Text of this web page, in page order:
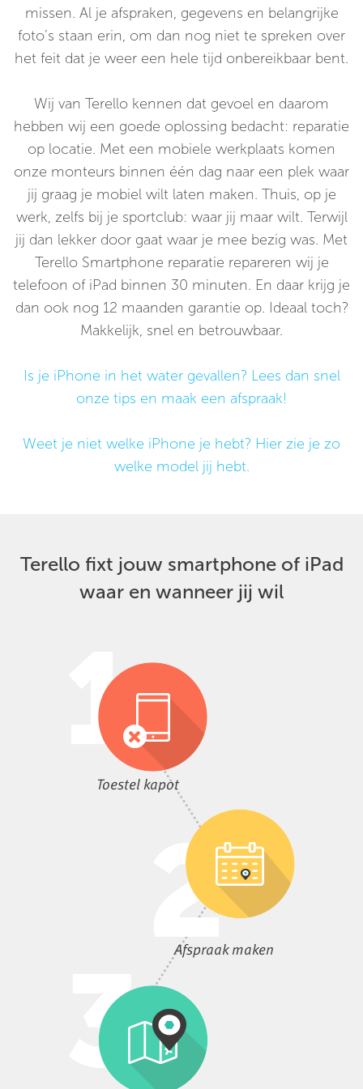
missen. Al je afspraken, gegevens en belangrijke
foto’s staan erin, om dan nog niet te spreken over
het feit dat je weer een hele tijd onbereikbaar bent.
Wij van Terello kennen dat gevoel en daarom
hebben wij een goede oplossing bedacht: reparatie
op locatie. Met een mobiele werkplaats komen
onze monteurs binnen één dag naar een plek waar
jij graag je mobiel wilt laten maken. Thuis, op je
werk, zelfs bij je sportclub: waar jij maar wilt. Terwijl
jij dan lekker door gaat waar je mee bezig was. Met
Terello Smartphone reparatie repareren wij je
telefoon of iPad binnen 30 minuten. En daar krijg je
dan ook nog 12 maanden garantie op. Ideaal toch?
Makkelijk, snel en betrouwbaar.
Is je iPhone in het water gevallen? Lees dan snel
onze tips en maak een afspraak!
Weet je niet welke iPhone je hebt? Hier zie je zo
welke model jij hebt.
Terello fixt jouw smartphone of iPad
waar en wanneer jij wil
Toestel kapot
Afspraak maken